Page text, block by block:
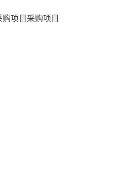
项目 采购项目